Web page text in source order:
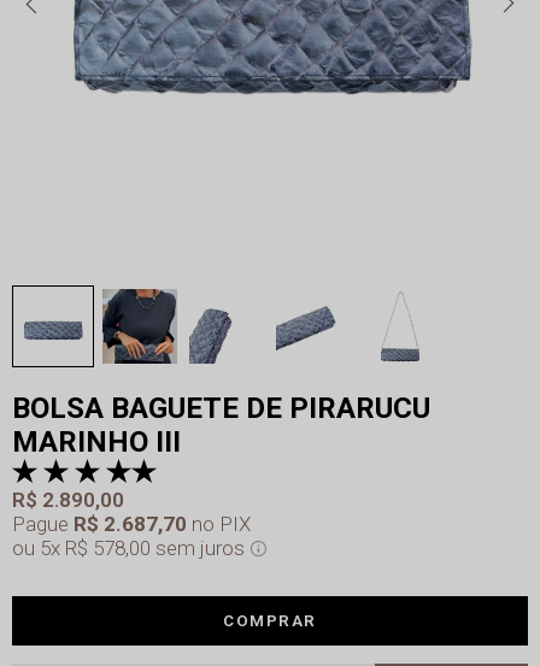
BOLSA BAGUETE DE PIRARUCU
MARINHO III
Pague R$ 2.687,70 no PIX
R$ 2.890,00
5x R$ 578,00 sem juros
COMPRAR